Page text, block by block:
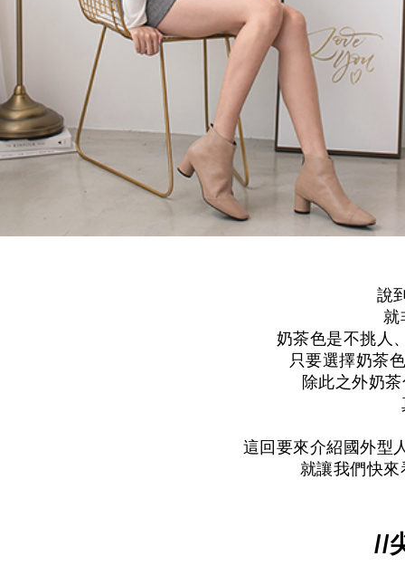
說
就
奶茶色是不挑人
只要選擇奶茶
除此之外奶
這回要來介紹國外型
就讓我們快
//